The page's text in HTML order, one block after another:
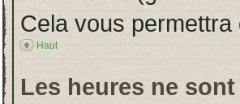
Cela vous
Haut
Les heures ne